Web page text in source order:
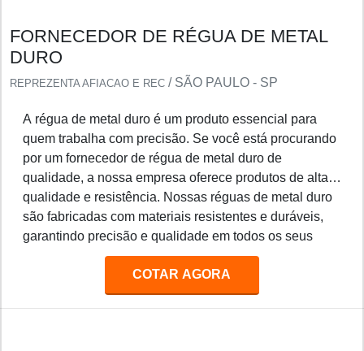
FORNECEDOR DE RÉGUA DE METAL
DURO
REPREZENTA AFIACAO E REC / SÃO PAULO - SP
A régua de metal duro é um produto essencial para
quem trabalha com precisão. Se você está procurando
por um fornecedor de régua de metal duro de
qualidade, a nossa empresa oferece produtos de alta
qualidade e resistência. Nossas réguas de metal duro
são fabricadas com materiais resistentes e duráveis,
garantindo precisão e qualidade em todos os seus
projetos. Além disso, oferecemos preços competitivos
e entrega rápida para todos os nossos clientes.
COTAR AGORA